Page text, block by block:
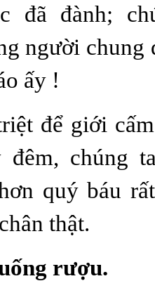
đã đành;
người chung
ấy !
để giới
đêm, chúng
quý báu
thật.
rượu.